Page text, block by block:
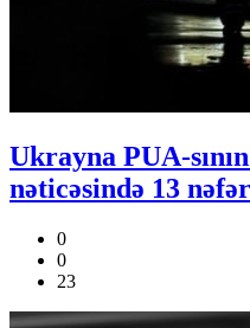
Ukrayna PUA-
nəticəsində 13
0
0
23